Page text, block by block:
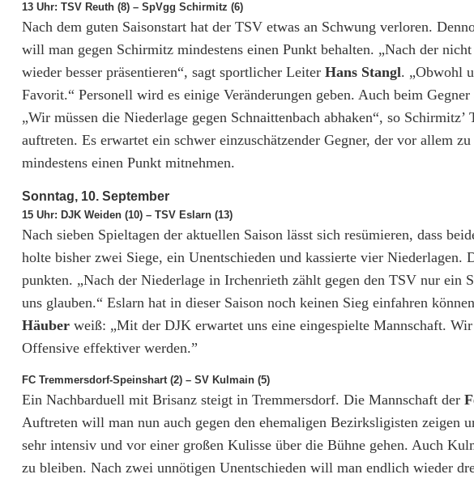
i
s
l
i
g
a
N
o
r
d
:
S
p
i
t
z
13 Uhr: TSV Reuth (8) – SpVgg Schirmitz (6)
Nach dem guten Saisonstart hat der TSV etwas an Schwung verloren.
will man gegen Schirmitz mindestens einen Punkt behalten. „Nach der
wieder besser präsentieren“, sagt sportlicher Leiter Hans Stangl. „Obwohl
Favorit.“ Personell wird es einige Veränderungen geben. Auch beim
„Wir müssen die Niederlage gegen Schnaittenbach abhaken“, so Schirmitz’
auftreten. Es erwartet ein schwer einzuschätzender Gegner, der vor allem
mindestens einen Punkt mitnehmen.
Sonntag, 10. September
15 Uhr: DJK Weiden (10) – TSV Eslarn (13)
Nach sieben Spieltagen der aktuellen Saison lässt sich resümieren, dass
holte bisher zwei Siege, ein Unentschieden und kassierte vier
punkten. „Nach der Niederlage in Irchenrieth zählt gegen den TSV nur ein
uns glauben.“ Eslarn hat in dieser Saison noch keinen Sieg einfahren
Häuber weiß: „Mit der DJK erwartet uns eine eingespielte Mannschaft.
Offensive effektiver werden.”
FC Tremmersdorf-Speinshart (2) – SV Kulmain (5)
Ein Nachbarduell mit Brisanz steigt in Tremmersdorf. Die Mannschaft der
Auftreten will man nun auch gegen den ehemaligen Bezirksligisten zeigen
sehr intensiv und vor einer großen Kulisse über die Bühne gehen. Auch
zu bleiben. Nach zwei unnötigen Unentschieden will man endlich wieder